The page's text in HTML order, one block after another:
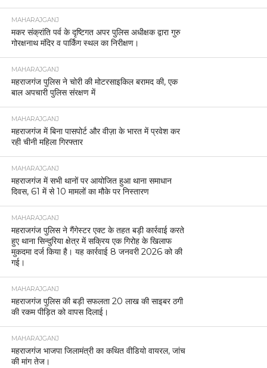
MAHARAJGANJ
मकर संक्रांति पर्व के दृष्टिगत अपर पुलिस अधीक्षक द्वारा गुरु
गोरक्षनाथ मंदिर व पार्किंग स्थल का निरीक्षण।
MAHARAJGANJ
महराजगंज पुलिस ने चोरी की मोटरसाइकिल बरामद की, एक
बाल अपचारी पुलिस संरक्षण में
MAHARAJGANJ
महराजगंज में बिना पासपोर्ट और वीज़ा के भारत में प्रवेश कर
रही चीनी महिला गिरफ्तार
MAHARAJGANJ
महराजगंज में सभी थानों पर आयोजित हुआ थाना समाधान
दिवस, 61 में से 10 मामलों का मौके पर निस्तारण
MAHARAJGANJ
महराजगंज पुलिस ने गैंगेस्टर एक्ट के तहत बड़ी कार्रवाई करते
हुए थाना सिन्दुरिया क्षेत्र में सक्रिय एक गिरोह के खिलाफ
मुकदमा दर्ज किया है। यह कार्रवाई 8 जनवरी 2026 को की
गई।
MAHARAJGANJ
महराजगंज पुलिस की बड़ी सफलता 20 लाख की साइबर ठगी
की रकम पीड़ित को वापस दिलाई।
MAHARAJGANJ
महराजगंज भाजपा जिलामंत्री का कथित वीडियो वायरल, जांच
की मांग तेज।